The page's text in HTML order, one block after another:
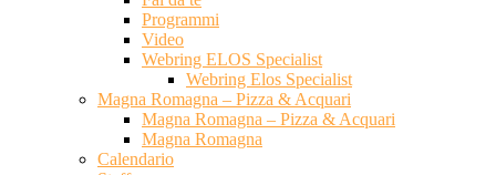
Programmi
Video
Webring ELOS Specialist
Webring Elos Specialist
Magna Romagna – Pizza & Acquari
Magna Romagna – Pizza & Acquari
Magna Romagna
Calendario